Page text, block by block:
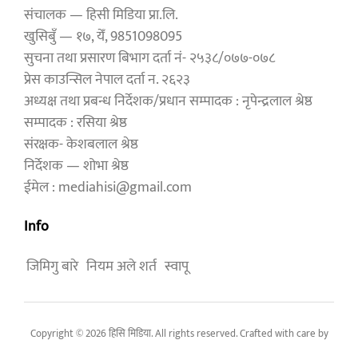
संचालक — हिसी मिडिया प्रा.लि.
खुसिबुँ — १७, येँ, 9851098095
सुचना तथा प्रसारण बिभाग दर्ता नं- २५३८/०७७-०७८
प्रेस काउन्सिल नेपाल दर्ता न. २६२३
अध्यक्ष तथा प्रबन्ध निर्देशक/प्रधान सम्पादक : नृपेन्द्रलाल श्रेष्ठ
सम्पादक : रसिया श्रेष्ठ
संरक्षक- केशबलाल श्रेष्ठ
निर्देशक — शोभा श्रेष्ठ
ईमेल : mediahisi@gmail.com
Info
जिमिगु बारे नियम अले शर्त स्वापू
Copyright © 2026 हिसि मिडिया. All rights reserved. Crafted with care by